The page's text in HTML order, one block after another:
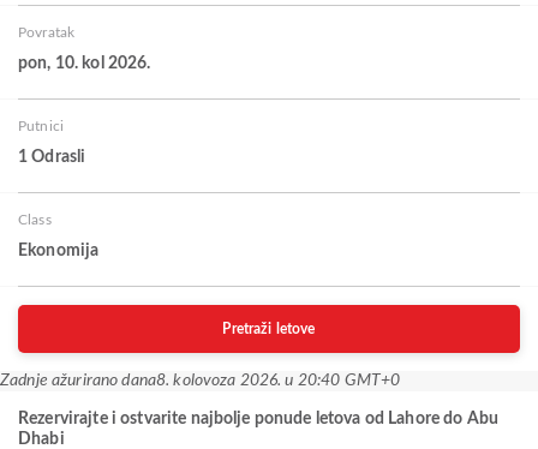
Povratak
pon, 10. kol 2026.
Putnici
1 Odrasli
Class
Ekonomija
Pretraži letove
Zadnje ažurirano dana8. kolovoza 2026. u 20:40 GMT+0
Rezervirajte i ostvarite najbolje ponude letova od Lahore do Abu
Dhabi